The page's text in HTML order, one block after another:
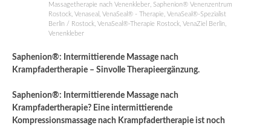
Massagetherapie nach Venenkleber Saphenion® Venenzentrum
Rostock Venaseal VenaSeal® - Therapie VenaSeal®-Spezialist
Berlin / Rostock VenaSeal®-Therapie Rostock VenaZiel Berlin
Venenkleber
Saphenion®: Intermittierende Massage nach
Krampfadertherapie – Sinvolle Therapieergänzung.
Saphenion®: Intermittierende Massage nach
Krampfadertherapie? Eine intermittierende
Kompressionsmassage nach Krampfadertherapie ist noch